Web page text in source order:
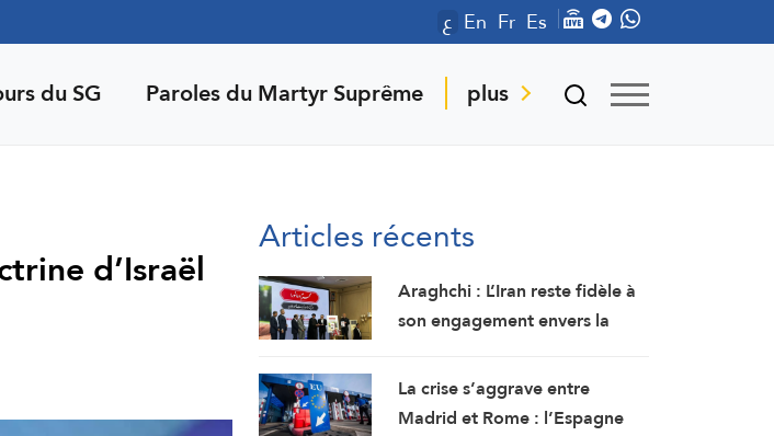
ع En Fr Es
du SG Paroles du Martyr Suprême plus
d’Israël
Articles récents
Araghchi : L’Iran reste fidèle à
son engagement envers la
combat malgré toutes les
pressions
La crise s’aggrave entre
Madrid et Rome : l’Espagne